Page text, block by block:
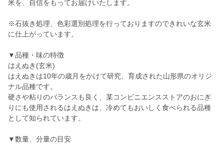
米を、自信をもってお届けいたします。
※石抜き処理、色彩選別処理を行っておりますのできれいな玄米
に仕上がっています。
▼品種・味の特徴
はえぬき(玄米)
はえぬきは10年の歳月をかけて研究、育成された山形県のオリジ
ナル品種です。
硬さや粘りのバランスも良く、某コンビニエンスストアのおにぎ
りにも使用されるはえぬきは、冷めてもおいしく食べられる品種
として知られています。
▼数量、分量の目安